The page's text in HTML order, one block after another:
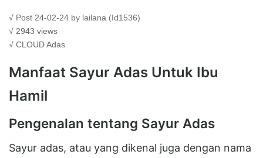
√ Post 24-02-24 by lailana (Id1536)
√ 2943 views
√ CLOUDAdas
Manfaat Sayur Adas Untuk Ibu
Hamil
Pengenalan tentang Sayur Adas
Sayur adas, atau yang dikenal juga dengan nama